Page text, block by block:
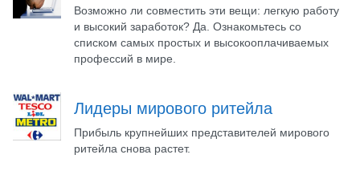
Возможно ли совместить эти вещи: легкую работу
и высокий заработок? Да. Ознакомьтесь со
списком самых простых и высокооплачиваемых
профессий в мире.
Лидеры мирового ритейла
Прибыль крупнейших представителей мирового
ритейла снова растет.